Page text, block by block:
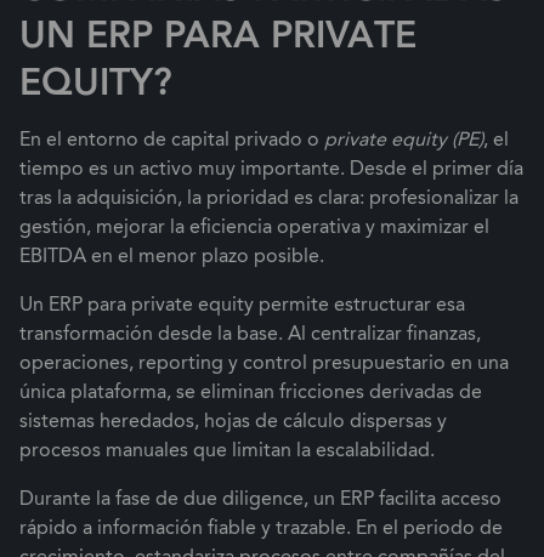
UN ERP PARA PRIVATE
EQUITY?
En el entorno de capital privado o private equity (PE), el
tiempo es un activo muy importante. Desde el primer día
tras la adquisición, la prioridad es clara: profesionalizar la
gestión, mejorar la eficiencia operativa y maximizar el
EBITDA en el menor plazo posible.
Un ERP para private equity permite estructurar esa
transformación desde la base. Al centralizar finanzas,
operaciones, reporting y control presupuestario en una
única plataforma, se eliminan fricciones derivadas de
sistemas heredados, hojas de cálculo dispersas y
procesos manuales que limitan la escalabilidad.
Durante la fase de due diligence, un ERP facilita acceso
rápido a información fiable y trazable. En el periodo de